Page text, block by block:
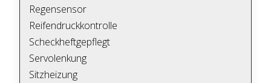
Regensensor
Reifendruckkontrolle
Scheckheftgepflegt
Servolenkung
Sitzheizung